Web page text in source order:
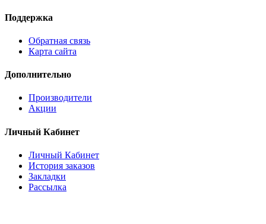
Поддержка
Обратная связь
Карта сайта
Дополнительно
Производители
Акции
Личный Кабинет
Личный Кабинет
История заказов
Закладки
Рассылка